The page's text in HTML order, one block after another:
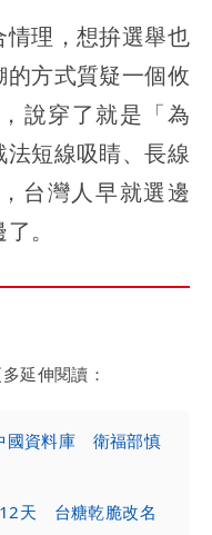
理，想拚選舉也
方式質疑一個攸
說穿了就是「為
短線吸睛、長線
台灣人早就選邊
。
延伸閱讀：
國資料庫 衛福部慎
天 台糖乾脆改名